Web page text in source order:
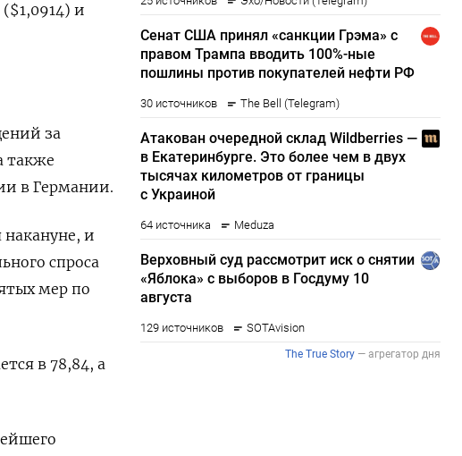
и
за
также
в Германии.
и
спроса
мер по
в 78,84, а